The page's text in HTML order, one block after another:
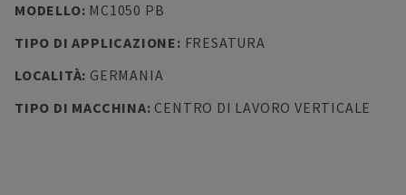
MODELLO: MC1050 PB
TIPO DI APPLICAZIONE: FRESATURA
LOCALITÀ: GERMANIA
TIPO DI MACCHINA: CENTRO DI LAVORO VERTICALE